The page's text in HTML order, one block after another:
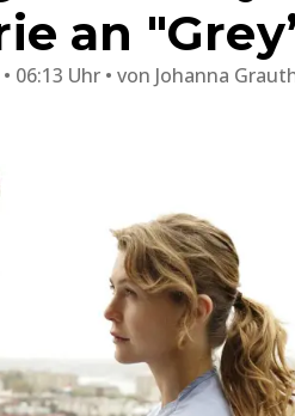
an
06:13 Uhr von Johanna